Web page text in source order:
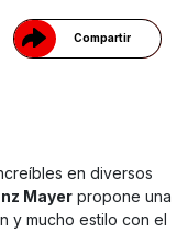
Compartir
en diversos
Mayer propone una
y mucho estilo con el